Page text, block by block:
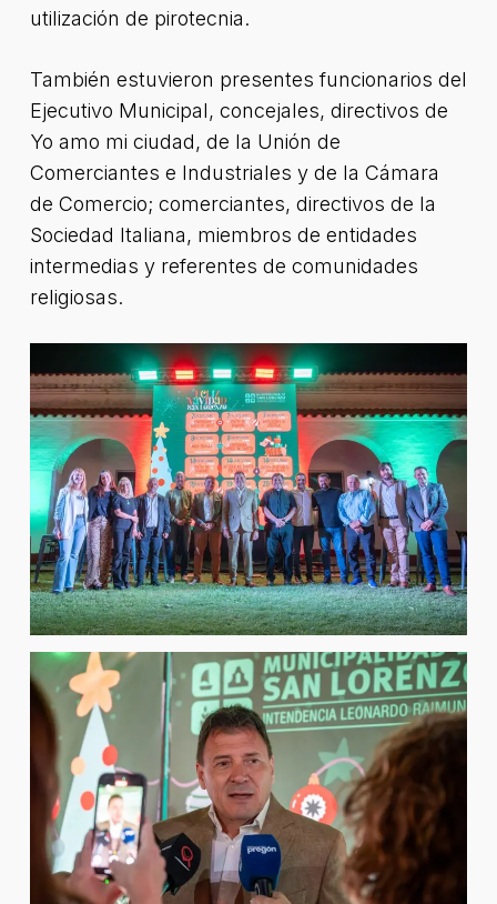
utilización de pirotecnia.
También estuvieron presentes funcionarios del
Ejecutivo Municipal, concejales, directivos de
Yo amo mi ciudad, de la Unión de
Comerciantes e Industriales y de la Cámara
de Comercio; comerciantes, directivos de la
Sociedad Italiana, miembros de entidades
intermedias y referentes de comunidades
religiosas.